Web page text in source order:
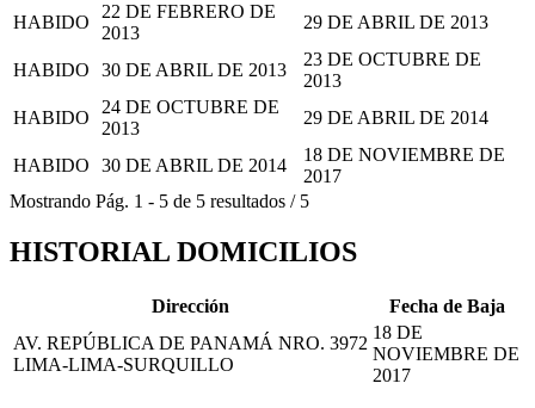
HABIDO
22 DE FEBRERO DE
2013
29 DE ABRIL DE 2013
HABIDO 30 DE ABRIL DE 2013
23 DE OCTUBRE DE
2013
HABIDO
24 DE OCTUBRE DE
2013
29 DE ABRIL DE 2014
HABIDO 30 DE ABRIL DE 2014
18 DE NOVIEMBRE DE
2017
Mostrando Pág. 1 - 5 de 5 resultados / 5
HISTORIAL DOMICILIOS
Dirección
Fecha de Baja
AV. REPÚBLICA DE PANAMÁ NRO. 3972
LIMA-LIMA-SURQUILLO
18 DE
NOVIEMBRE DE
2017